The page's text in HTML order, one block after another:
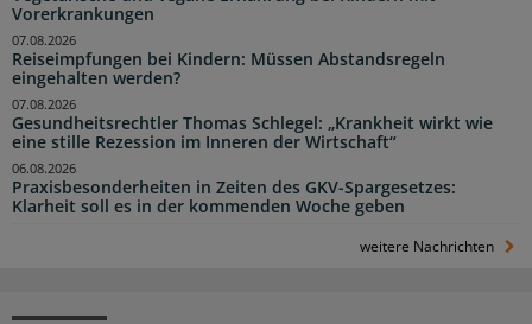
Vorerkrankungen
Reiseimpfungen bei Kindern: Müssen Abstandsregeln
eingehalten werden?
07.08.2026
Gesundheitsrechtler Thomas Schlegel: „Krankheit wirkt wie
eine stille Rezession im Inneren der Wirtschaft“
07.08.2026
Praxisbesonderheiten in Zeiten des GKV-Spargesetzes:
Klarheit soll es in der kommenden Woche geben
06.08.2026
weitere Nachrichten